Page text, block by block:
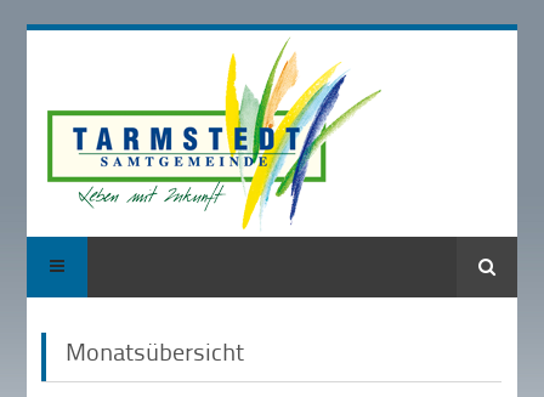
Suche
Monatsübersicht